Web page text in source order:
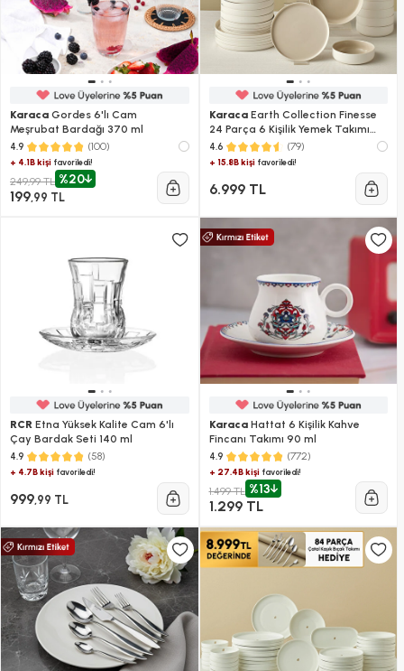
Karaca Gordes 6'lı Cam
Meşrubat Bardağı 370 ml
4.9 (100)
+ 4.1B kişi favoriledi!
249,99 TL %20
199,99 TL
KaracaEarth Collection Finesse
24 Parça 6 Kişilik Yemek Takımı
Bej
4.6 (79)
+ 15.8B kişifavoriledi!
6.999 TL
RCR Etna Yüksek Kalite Cam 6'lı
Çay Bardak Seti 140 ml
4.9 (58)
+ 4.7B kişi favoriledi!
999,99 TL
KaracaHattat 6 Kişilik Kahve
Fincanı Takımı 90 ml
4.9 (772)
+ 27.4B kişifavoriledi!
1.499 TL %13
1.299 TL